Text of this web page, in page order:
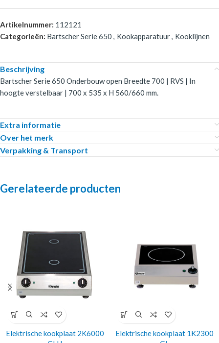
Artikelnummer: 112121
Categorieën: Bartscher Serie 650 , Kookapparatuur, Kooklijnen
Beschrijving
Bartscher Serie 650 Onderbouw open Breedte 700 | RVS | In
hoogte verstelbaar | 700 x 535 x H 560/660 mm.
Extra informatie
Over het merk
Verpakking & Transport
Gerelateerde producten
Elektrische kookplaat 2K6000
Elektrische kookplaat 1K2300